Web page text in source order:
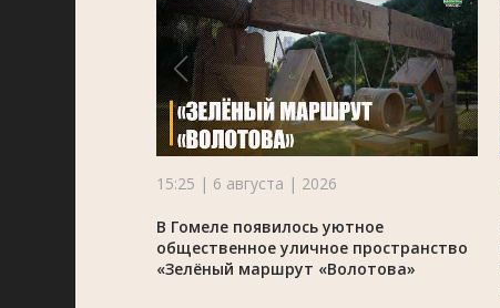
15:25 | 6 августа | 2026
В Гомеле появилось уютное
общественное уличное пространство
«Зелёный маршрут «Волотова»